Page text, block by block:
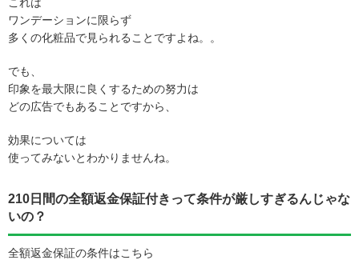
ワンデーションに限らず
多くの化粧品で見られることですよね。。
でも、
印象を最大限に良くするための努力は
どの広告でもあることですから、
効果については
使ってみないとわかりませんね。
210日間の全額返金保証付きって条件が厳しすぎるんじゃな
いの？
全額返金保証の条件はこちら